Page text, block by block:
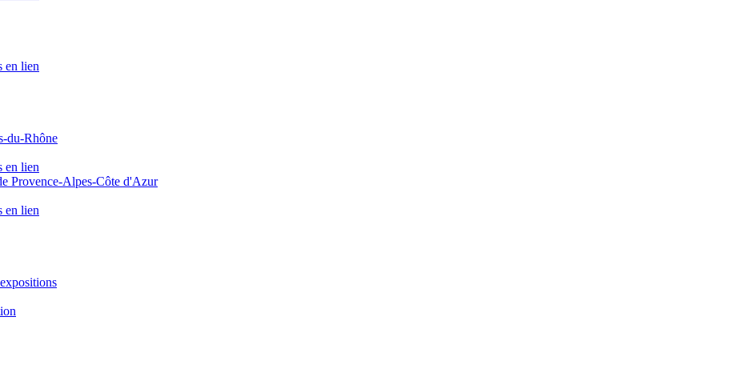
en lien
du-Rhône
en lien
Provence-Alpes-Côte d'Azur
en lien